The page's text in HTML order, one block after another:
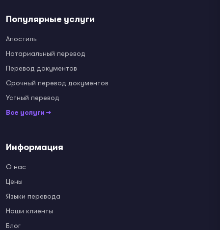
Популярные услуги
Апостиль
Нотариальный перевод
Перевод документов
Срочный перевод документов
Устный перевод
Все услуги →
Информация
О нас
Цены
Языки перевода
Наши клиенты
Блог